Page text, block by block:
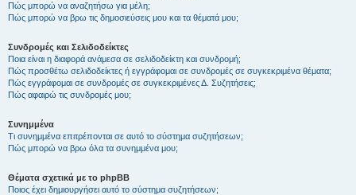
Πώς μπορώ να αναζητήσω για μέλη;
Πώς μπορώ να βρω τις δημοσιεύσεις μου και τα θέματά μου;
Συνδρομές και Σελιδοδείκτες
Ποια είναι η διαφορά ανάμεσα σε σελιδοδείκτη και συνδρομή;
Πώς προσθέτω σελιδοδείκτες ή εγγράφομαι σε συνδρομές σε συγκεκριμένα θέματα;
Πώς εγγράφομαι σε συνδρομές σε συγκεκριμένες Δ. Συζητήσεις;
Πώς αφαιρώ τις συνδρομές μου;
Συνημμένα
Τι συνημμένα επιτρέπονται σε αυτό το σύστημα συζητήσεων;
Πώς μπορώ να βρω όλα τα συνημμένα μου;
Θέματα σχετικά με το phpBB
Ποιος έχει δημιουργήσει αυτό το σύστημα συζητήσεων;